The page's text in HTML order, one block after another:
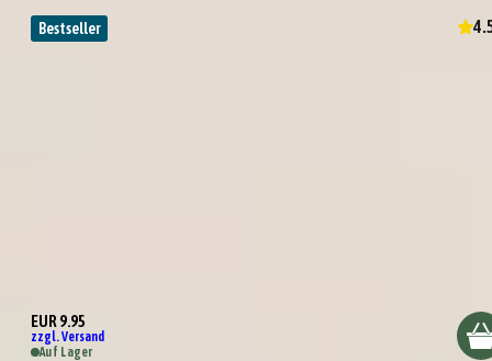
Bestseller
EUR 9.95
zzgl. Versand
Auf Lager